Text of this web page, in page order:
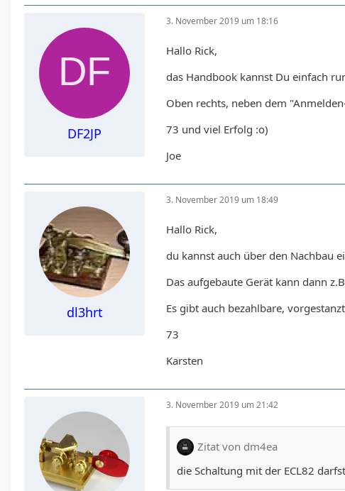
DF2JP
3. November 2019 um 18:16
Hallo Rick,
das Handbook kannst Du einfach
Oben rechts, neben dem
73 und viel Erfolg :o)
Joe
dl3hrt
3. November 2019 um 18:49
Hallo Rick,
du kannst auch über den Nachbau
Das aufgebaute Gerät kann dann
Es gibt auch bezahlbare,
73
Karsten
3. November 2019 um 21:42
Zitat von dm4ea
die Schaltung mit der ECL82